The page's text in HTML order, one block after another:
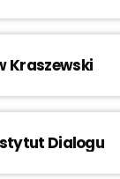
Kraszewski
Dialogu